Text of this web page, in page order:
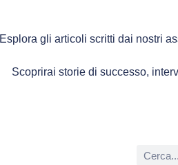
Esplora gli articoli scritti dai nostri
Scoprirai storie di successo,